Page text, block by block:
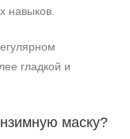
навыков.
гладкой и
маску?